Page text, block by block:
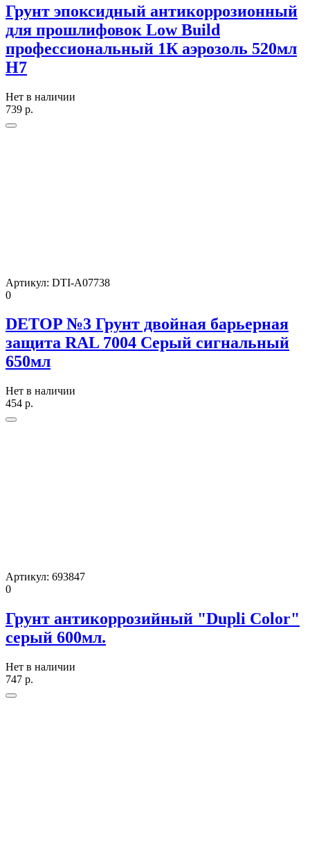
Грунт эпоксидный антикоррозионный
для прошлифовок Low Build
профессиональный 1К аэрозоль 520мл
H7
Нет в наличии
739 р.
Артикул: DTI-A07738
0
DETOP №3 Грунт двойная барьерная
защита RAL 7004 Серый сигнальный
650мл
Нет в наличии
454 р.
Артикул: 693847
0
Грунт антикоррозийный "Dupli Color"
серый 600мл.
Нет в наличии
747 р.